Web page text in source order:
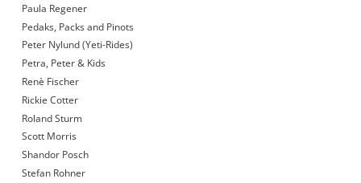
Paula Regener
Pedaks, Packs and Pinots
Peter Nylund (Yeti-Rides)
Petra, Peter & Kids
Renè Fischer
Rickie Cotter
Roland Sturm
Scott Morris
Shandor Posch
Stefan Rohner